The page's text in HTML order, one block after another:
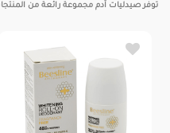
توفر صيدليات آدم مجموعة رائعة من